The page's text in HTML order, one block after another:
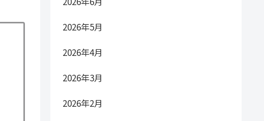
2026年5月
2026年4月
2026年3月
2026年2月